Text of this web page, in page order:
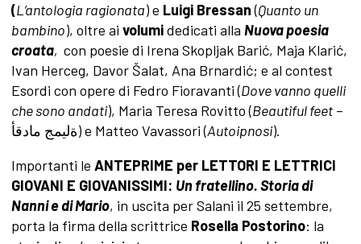
(L’antologia ragionata) e Luigi Bressan(Quanto un
bambino), oltre ai volumidedicati alla Nuova poesia
croata, con poesie di Irena Skopljak Barić, Maja Klarić,
Ivan Herceg, Davor Šalat, Ana Brnardić; e al contest
Esordi con opere di Fedro Fioravanti (Dove vanno quelli
che sono andati), Maria Teresa Rovitto (Beautiful feet–
ةلیمج مادقأ) e Matteo Vavassori (Autoipnosi).
Importanti le ANTEPRIME per LETTORI E LETTRICI
GIOVANI E GIOVANISSIMI: Un fratellino. Storia di
Nanni e di Mario, in uscita per Salani il 25 settembre,
porta la firma della scrittrice Rosella Postorino: la